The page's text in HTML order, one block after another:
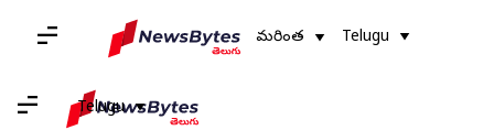
మరింత Telugu
Telugu